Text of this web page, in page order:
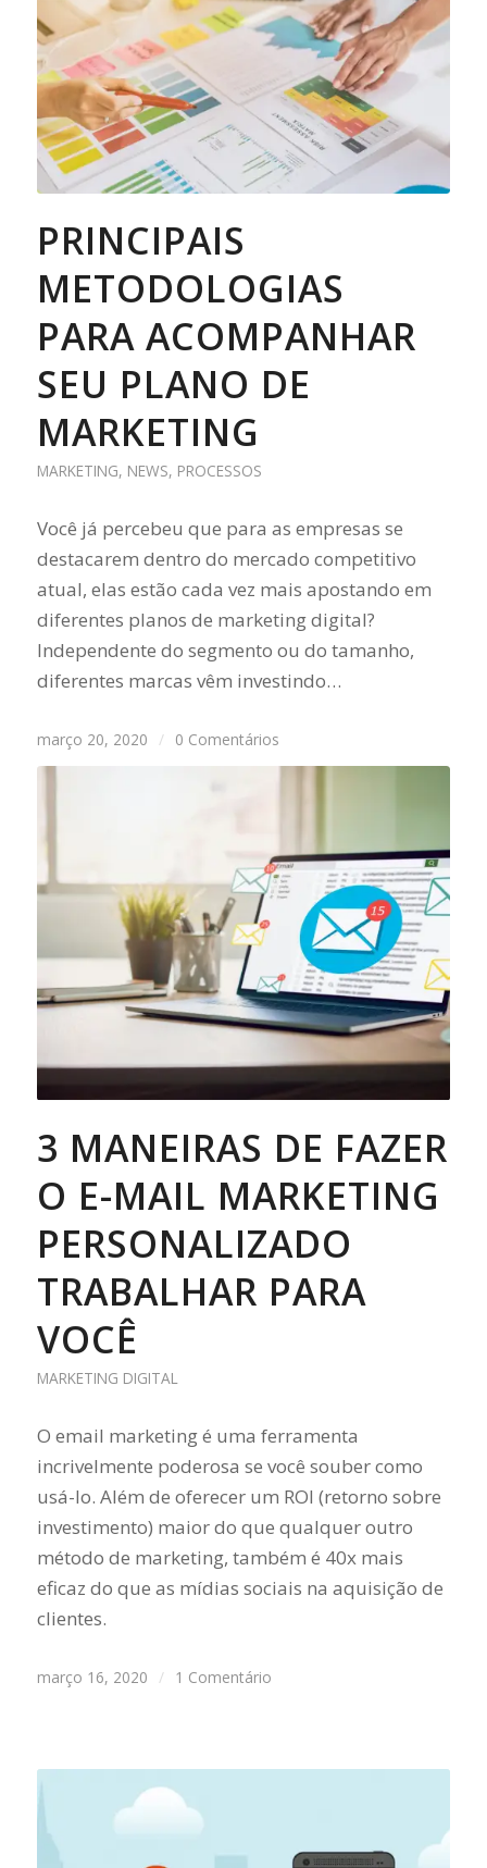
PRINCIPAIS
METODOLOGIAS
PARA ACOMPANHAR
SEU PLANO DE
MARKETING
MARKETING, NEWS, PROCESSOS
Você já percebeu que para as empresas se
destacarem dentro do mercado competitivo
atual, elas estão cada vez mais apostando em
diferentes planos de marketing digital?
Independente do segmento ou do tamanho,
diferentes marcas vêm investindo…
março 20, 2020 / 0 Comentários
3 MANEIRAS DE FAZER
O E-MAIL MARKETING
PERSONALIZADO
TRABALHAR PARA
VOCÊ
MARKETING DIGITAL
O email marketing é uma ferramenta
incrivelmente poderosa se você souber como
usá-lo. Além de oferecer um ROI (retorno sobre
investimento) maior do que qualquer outro
método de marketing, também é 40x mais
eficaz do que as mídias sociais na aquisição de
clientes.
março 16, 2020 / 1 Comentário